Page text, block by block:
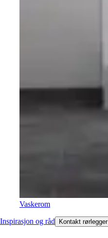
Vaskerom
Inspirasjon og råd Kontakt rørlegger